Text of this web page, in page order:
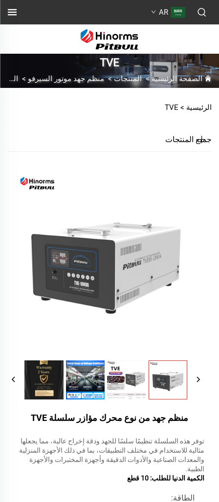
AR
TVE
الصفحة الرئيسية >المنتجات>منظم جهد موتور السيرفو > النوع الدائم
الرئيسية > TVE
جميع المنتجات
منظم جهد من نوع محرك مؤازر سلسلة TVE
توفر هذه السلسلة تنظيمًا سلسًا للجهد ودقة إخراج عالية، مما يجعلها
مثالية للاستخدام في مختلف التطبيقات، بما في ذلك الأجهزة المنزلية
والمعدات الصناعية والأدوات الدقيقة وأجهزة المختبرات والأجهزة
الطبية.
الكمية الدنيا للطلب: 10 قطع
الطاقة: